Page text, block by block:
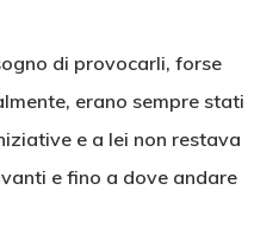
di provocarli, forse
erano sempre stati
e a lei non restava
e fino a dove andare